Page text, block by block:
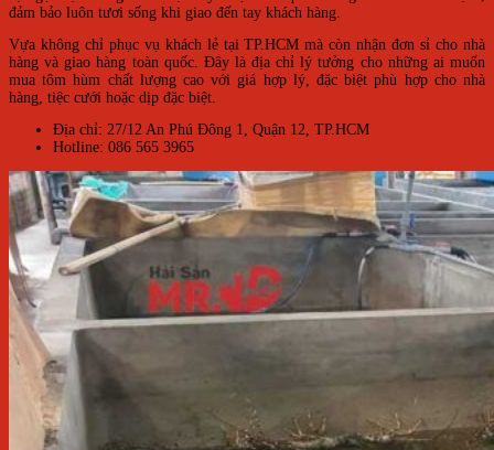
đảm bảo luôn tươi sống khi giao đến tay khách hàng.
Vựa không chỉ phục vụ khách lẻ tại TP.HCM mà còn nhận đơn sỉ cho nhà
hàng và giao hàng toàn quốc. Đây là địa chỉ lý tưởng cho những ai muốn
mua tôm hùm chất lượng cao với giá hợp lý, đặc biệt phù hợp cho nhà
hàng, tiệc cưới hoặc dịp đặc biệt.
Địa chỉ: 27/12 An Phú Đông 1, Quận 12, TP.HCM
Hotline: 086 565 3965